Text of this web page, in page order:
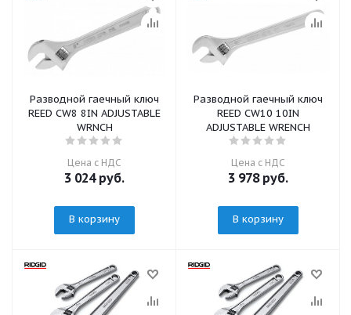
Разводной гаечный ключ
REED CW8 8IN ADJUSTABLE
WRNCH
Цена с НДС
3 024руб.
В корзину
Разводной гаечный ключ
REED CW10 10IN
ADJUSTABLE WRENCH
Цена с НДС
3 978руб.
В корзину